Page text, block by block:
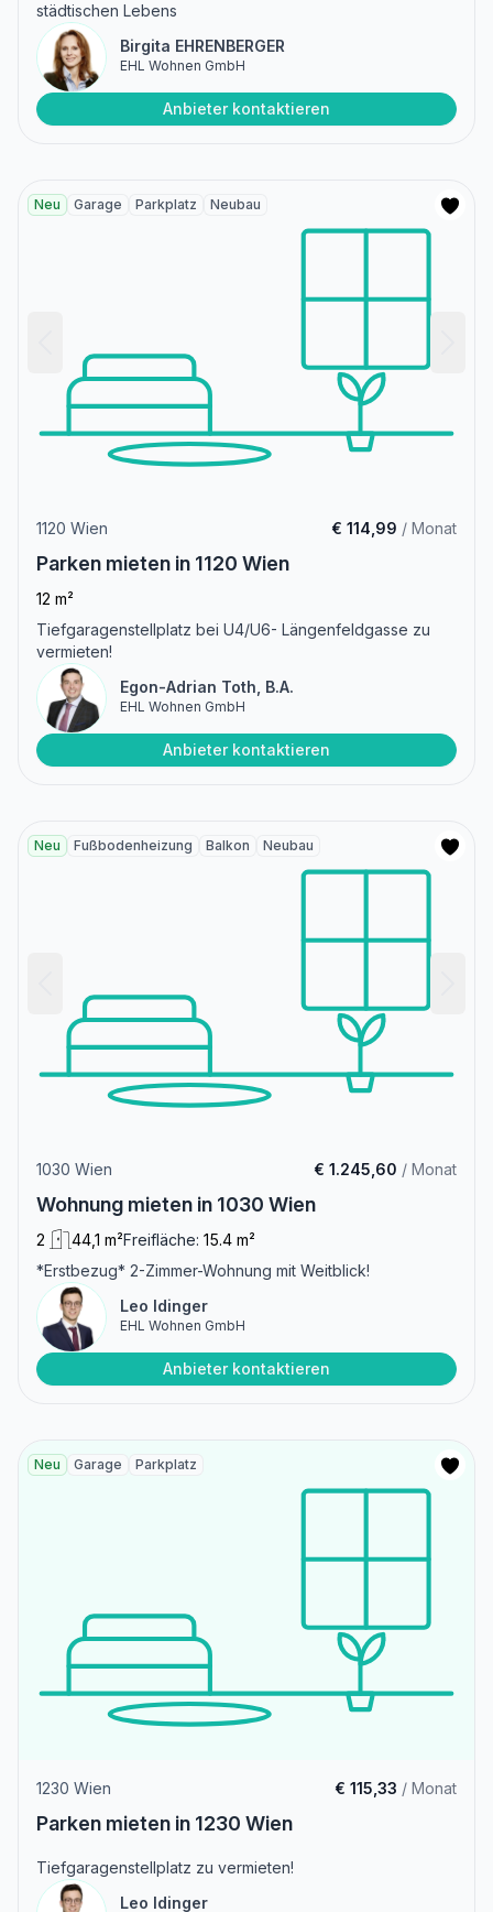
städtischen Lebens
Birgita EHRENBERGER
EHL Wohnen GmbH
Anbieter kontaktieren
Neu Garage Parkplatz Neubau
1120 Wien € 114,99 / Monat
Parken mieten in 1120 Wien
12 m²
Tiefgaragenstellplatz bei U4/U6- Längenfeldgasse zu
vermieten!
Egon-Adrian Toth, B.A.
EHL Wohnen GmbH
Anbieter kontaktieren
Neu Fußbodenheizung Balkon Neubau
1030 Wien € 1.245,60 / Monat
Wohnung mieten in 1030 Wien
2 44,1 m²Freifläche: 15.4 m²
*Erstbezug* 2-Zimmer-Wohnung mit Weitblick!
Leo Idinger
EHL Wohnen GmbH
Anbieter kontaktieren
Neu Garage Parkplatz
1230 Wien € 115,33 / Monat
Parken mieten in 1230 Wien
Tiefgaragenstellplatz zu vermieten!
Leo Idinger